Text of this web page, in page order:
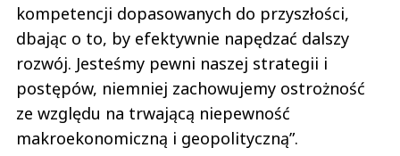
kompetencji dopasowanych do przyszłości,
dbając o to, by efektywnie napędzać dalszy
rozwój. Jesteśmy pewni naszej strategii i
postępów, niemniej zachowujemy ostrożność
ze względu na trwającą niepewność
makroekonomiczną i geopolityczną”.